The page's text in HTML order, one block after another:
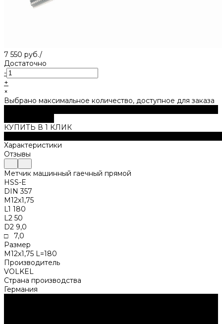
7 550 руб./
Достаточно
-
+
×
Выбрано максимальное количество, доступное для заказа
КУПИТЬ В 1 КЛИК
Характеристики
Отзывы
Метчик машинный гаечный прямой
HSS-Е
DIN 357
M12x1,75
L1 180
L2 50
D2 9,0
□ 7,0
Размер
M12x1,75 L=180
Производитель
VOLKEL
Страна производства
Германия